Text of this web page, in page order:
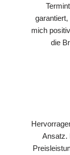
mich
die
Ansatz.